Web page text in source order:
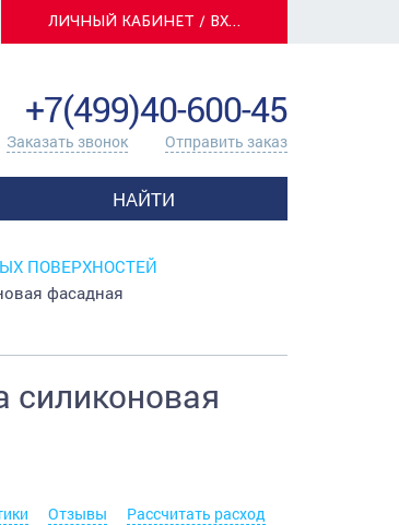
ЛИЧНЫЙ КАБИНЕТ / ВХОД
+7(499)40-600-45
Заказать звонок Отправить заказ
НАЙТИ
ПОВЕРХНОСТЕЙ
фасадная
силиконовая
Отзывы
Рассчитать расход